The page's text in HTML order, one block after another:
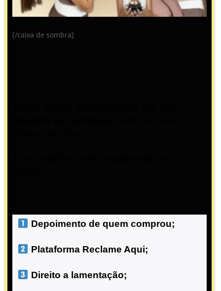
[/caixa de sombra]
Depoimento de quem comprou;
Plataforma Reclame Aqui;
Direito a lamentação;